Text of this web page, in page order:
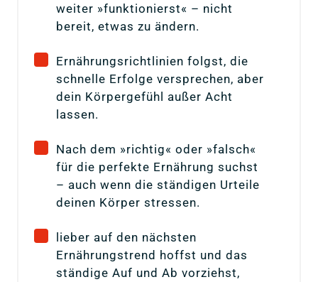
weiter »funktionierst« – nicht
bereit, etwas zu ändern.
Ernährungsrichtlinien folgst, die
schnelle Erfolge versprechen, aber
dein Körpergefühl außer Acht
lassen.
Nach dem »richtig« oder »falsch«
für die perfekte Ernährung suchst
– auch wenn die ständigen Urteile
deinen Körper stressen.
lieber auf den nächsten
Ernährungstrend hoffst und das
ständige Auf und Ab vorziehst,